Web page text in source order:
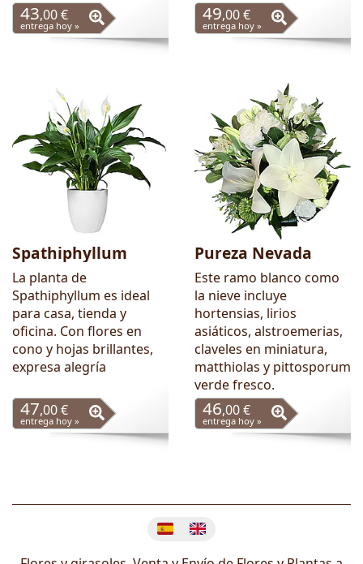
43,00 €
entrega hoy »
49,00 €
entrega hoy »
Spathiphyllum
La planta de
Spathiphyllum es ideal
para casa, tienda y
oficina. Con flores en
cono y hojas brillantes,
expresa alegría
47,00 €
entrega hoy »
Pureza Nevada
Este ramo blanco como
la nieve incluye
hortensias, lirios
asiáticos, alstroemerias,
claveles en miniatura,
matthiolas y pittosporum
verde fresco.
46,00 €
entrega hoy »